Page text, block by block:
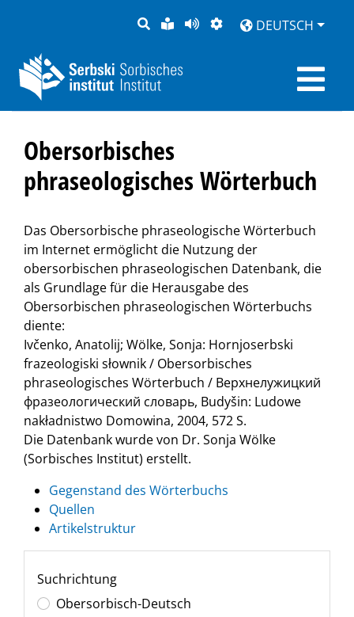
SUCHELEICHTE
SPRACHE
SEITEDARSTELLUNG
DEUTSCH
Obersorbisches
phraseologisches Wörterbuch
Das Obersorbische phraseologische Wörterbuch
im Internet ermöglicht die Nutzung der
obersorbischen phraseologischen Datenbank, die
als Grundlage für die Herausgabe des
Obersorbischen phraseologischen Wörterbuchs
diente:
Ivčenko, Anatolij; Wölke, Sonja: Hornjoserbski
frazeologiski słownik / Obersorbisches
phraseologisches Wörterbuch / Верхнелужицкий
фразеологический словарь, Budyšin: Ludowe
nakładnistwo Domowina, 2004, 572 S.
Die Datenbank wurde von Dr. Sonja Wölke
(Sorbisches Institut) erstellt.
Gegenstand des Wörterbuchs
Quellen
Artikelstruktur
Suchrichtung
Obersorbisch-Deutsch